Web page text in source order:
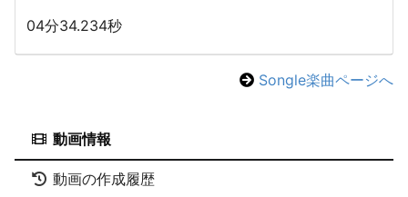
04分34.234秒
Songle楽曲ページへ
動画情報
動画の作成履歴